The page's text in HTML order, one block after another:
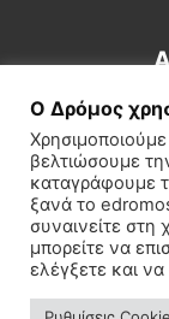
Εγγραφή
Ο Δρόμος
βελτιώσουμε
καταγράφουμε
ξανά το
συναινείτε
μπορείτε να
ελέγξετε και